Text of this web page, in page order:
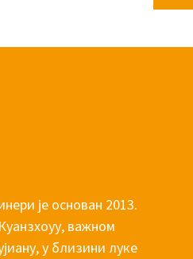
је основан 2013.
важном
у близини луке